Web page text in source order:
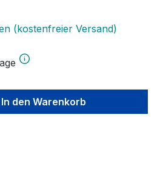
(kostenfreier Versand)
gewünschten Wert
In den Warenkorb